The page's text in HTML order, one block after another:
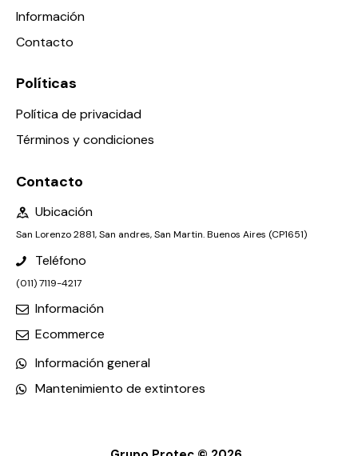
Información
Contacto
Políticas
Política de privacidad
Términos y condiciones
Contacto
Ubicación
San Lorenzo 2881, San andres, San Martin. Buenos Aires (CP1651)
Teléfono
(011) 7119-4217
Información
Ecommerce
Información general
Mantenimiento de extintores